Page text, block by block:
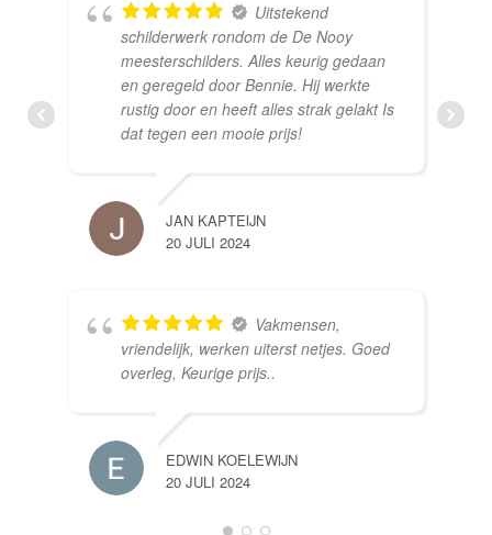
Uitstekend
schilderwerk rondom de De Nooy
meesterschilders. Alles keurig gedaan
en geregeld door Bennie. Hij werkte
rustig door en heeft alles strak gelakt Is
dat tegen een mooie prijs!
JAN KAPTEIJN
20 JULI 2024
Vakmensen,
vriendelijk, werken uiterst netjes. Goed
overleg, Keurige prijs..
EDWIN KOELEWIJN
20 JULI 2024